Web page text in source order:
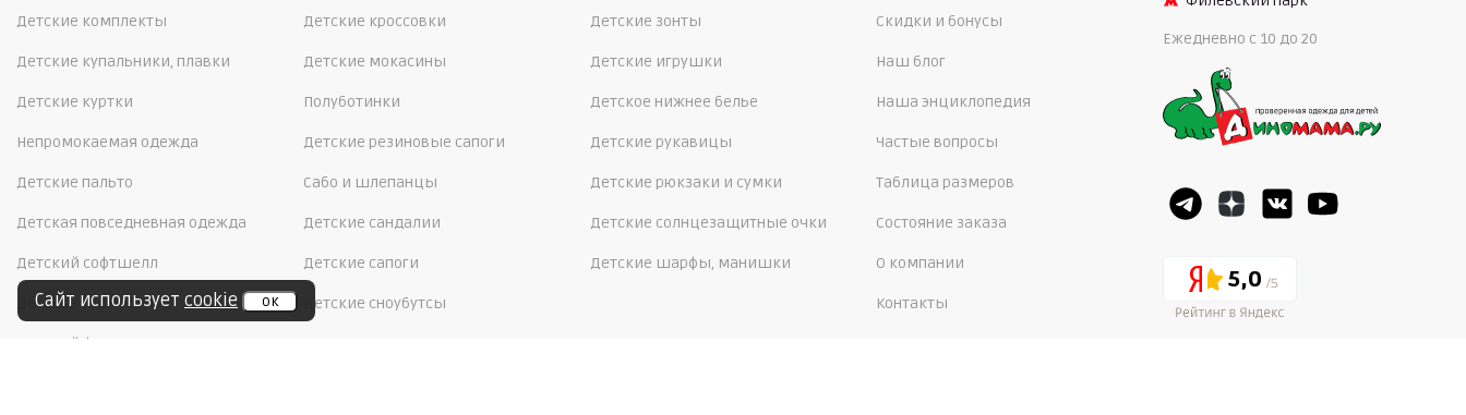
Детские комплекты
Детские купальники, плавки
Детские куртки
Непромокаемая одежда
Детские пальто
Детская повседневная одежда
Детский софтшелл
Детское термобелье
Детский флис
Детские кроссовки
Детские мокасины
Полуботинки
Детские резиновые сапоги
Сабо и шлепанцы
Детские сандалии
Детские сапоги
Детские сноубутсы
Детские зонты
Детские игрушки
Детское нижнее белье
Детские рукавицы
Детские рюкзаки и сумки
Детские солнцезащитные очки
Детские шарфы, манишки
Скидки и бонусы
Наш блог
Наша энциклопедия
Частые вопросы
Таблица размеров
Состояние заказа
О компании
Контакты
Ежедневно c 10 до 20
5,0
Сайт использует cookie ок